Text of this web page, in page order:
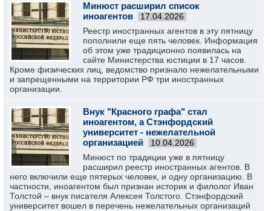
Минюст расширил список
иноагентов
17.04.2026
Реестр иностранных агентов в эту пятницу
пополнили еще пять человек. Информация
об этом уже традиционно появилась на
сайте Министерства юстиции в 17 часов.
Кроме физических лиц, ведомство признало нежелательными
и запрещенными на территории РФ три иностранных
организации.
Внук "Красного графа" стал
иноагентом, а Стэнфордский
университет - нежелательной
организацией
10.04.2026
Минюст по традиции уже в пятницу
расширил реестр иностранных агентов. В
него включили еще пятерых человек, и одну организацию. В
частности, иноагентом был признан историк и филолог Иван
Толстой – внук писателя Алексея Толстого. Стэнфордский
университет вошел в перечень нежелательных организаций